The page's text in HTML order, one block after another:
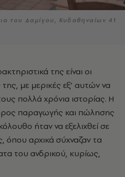
του Δαμίγου, Κυδαθηναίων 41
της, με μερικές εξ’ αυτών να
πολλά χρόνια ιστορίας. Η
παραγωγής και πώλησης
ήταν να εξελιχθεί σε
όπου αρχικά σύχναζαν τα
του ανδρικού, κυρίως,